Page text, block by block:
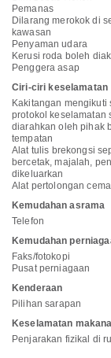
Pemanas
Dilarang merokok di
kawasan
Penyaman udara
Kerusi roda boleh
Penggera asap
Ciri-ciri keselamatan
Kakitangan mengikuti
protokol keselamatan
diarahkan oleh pihak
tempatan
Alat tulis brekongsi
bercetak, majalah,
dikeluarkan
Alat pertolongan
Kemudahan asrama
Telefon
Kemudahan
Faks/fotokopi
Pusat perniagaan
Kenderaan
Pilihan sarapan
Keselamatan
Penjarakan fizikal di